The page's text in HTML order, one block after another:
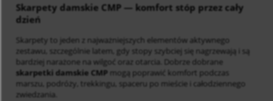
Skarpety damskie CMP — komfort stóp przez cały
dzień
Skarpety to jeden z najważniejszych elementów aktywnego
zestawu, szczególnie latem, gdy stopy szybciej się nagrzewają i są
bardziej narażone na wilgoć oraz otarcia. Dobrze dobrane
skarpetki damskie CMP mogą poprawić komfort podczas
marszu, podróży, trekkingu, spaceru po mieście i całodziennego
zwiedzania.